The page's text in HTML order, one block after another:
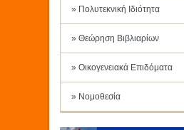
» Πολυτεκνική Ιδιότητα
» Θεώρηση Βιβλιαρίων
» Οικογενειακά Επιδόματα
» Νομοθεσία